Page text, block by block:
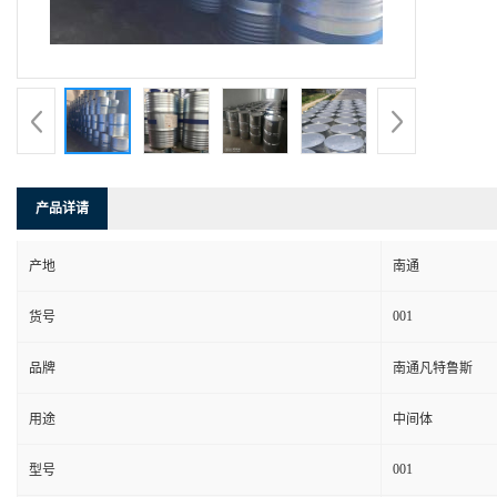
产品详请
产地 南通
货号 001
品牌 南通凡特鲁斯
用途 中间体
型号 001